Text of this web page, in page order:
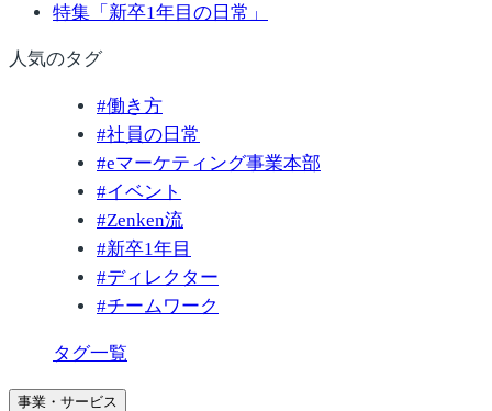
特集「新卒1年目の日常」
人気のタグ
#働き方
#社員の日常
#eマーケティング事業本部
#イベント
#Zenken流
#新卒1年目
#ディレクター
#チームワーク
タグ一覧
事業・サービス